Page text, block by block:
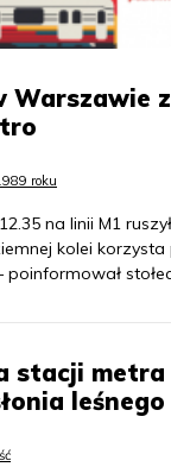
roku
na linii M1
kolei korzysta
stacji
leśnego